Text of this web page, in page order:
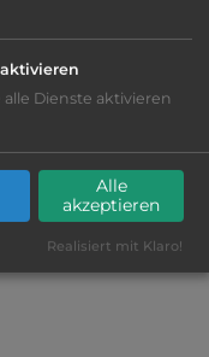
Dienste aktivieren
Alle
akzeptieren
Realisiert mit Klaro!